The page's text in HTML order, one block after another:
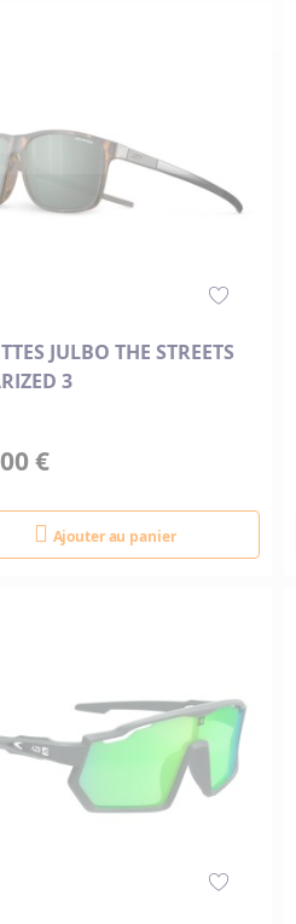
JULBO THE STREETS
3
€
Ajouter au panier